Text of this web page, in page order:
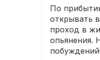
По
открывать
проход в
опьянения.